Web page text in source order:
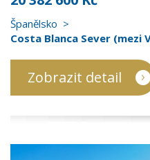
Španělsko
Costa Blanca Sever (mezi
Zobrazit detail